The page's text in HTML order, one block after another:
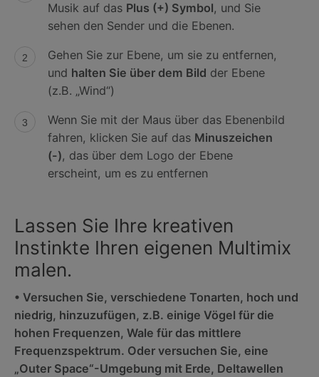
Musik auf das Plus (+) Symbol, und Sie
sehen den Sender und die Ebenen.
Gehen Sie zur Ebene, um sie zu entfernen,
und halten Sie über dem Bild der Ebene
(z.B. „Wind“)
Wenn Sie mit der Maus über das Ebenenbild
fahren, klicken Sie auf das Minuszeichen
(-), das über dem Logo der Ebene
erscheint, um es zu entfernen
Lassen Sie Ihre kreativen
Instinkte Ihren eigenen Multimix
malen.
• Versuchen Sie, verschiedene Tonarten, hoch und
niedrig, hinzuzufügen, z.B. einige Vögel für die
hohen Frequenzen, Wale für das mittlere
Frequenzspektrum. Oder versuchen Sie, eine
„Outer Space“-Umgebung mit Erde, Deltawellen